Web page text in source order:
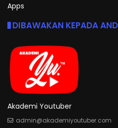
Apps
DIBAWAKAN KEPADA
Akademi Youtuber
admin@akademiyoutuber.com